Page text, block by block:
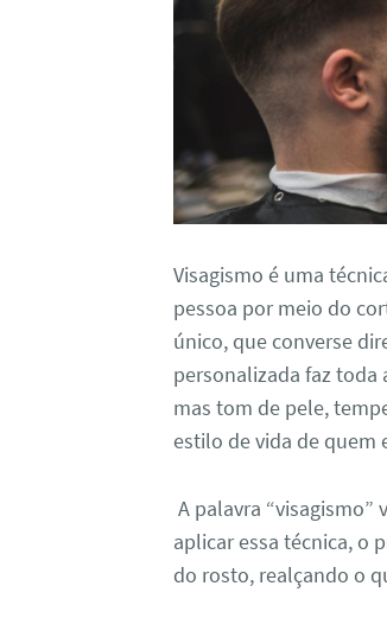
Visagismo é uma
pessoa por meio do
único, que converse
personalizada faz toda
mas tom de pele,
estilo de vida de quem
A palavra “visagismo”
aplicar essa técnica, o
do rosto, realçando o